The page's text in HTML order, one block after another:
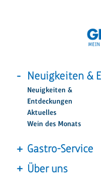
Neuigkeiten &
Neuigkeiten &
Entdeckungen
Aktuelles
Wein des Monats
Gastro-Service
Über uns